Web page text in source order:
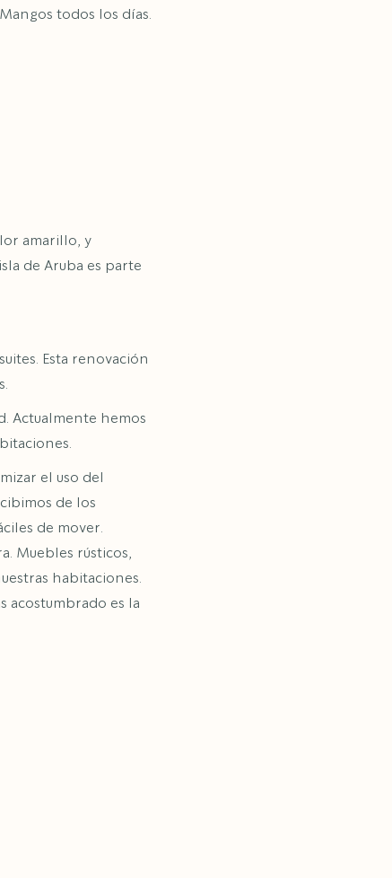
todos los días.
amarillo, y
de Aruba es parte
Esta renovación
Actualmente hemos
el uso del
de los
de mover.
Muebles rústicos,
habitaciones.
acostumbrado es la